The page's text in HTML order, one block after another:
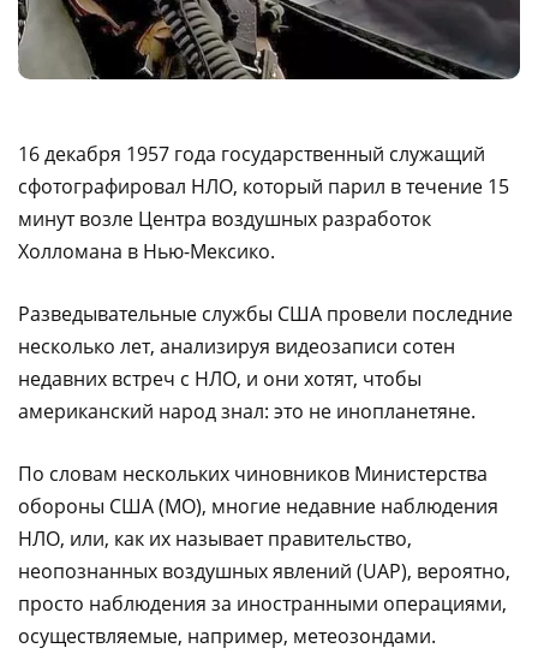
16 декабря 1957 года государственный служащий
сфотографировал НЛО, который парил в течение 15
минут возле Центра воздушных разработок
Холломана в Нью-Мексико.
Разведывательные службы США провели последние
несколько лет, анализируя видеозаписи сотен
недавних встреч с НЛО, и они хотят, чтобы
американский народ знал: это не инопланетяне.
По словам нескольких чиновников Министерства
обороны США (МО), многие недавние наблюдения
НЛО, или, как их называет правительство,
неопознанных воздушных явлений (UAP), вероятно,
просто наблюдения за иностранными операциями,
осуществляемые, например, метеозондами.